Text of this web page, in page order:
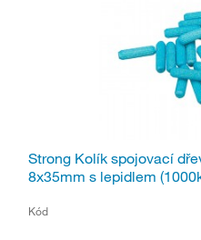
Strong Kolík spojovací
8x35mm s lepidlem
Kód